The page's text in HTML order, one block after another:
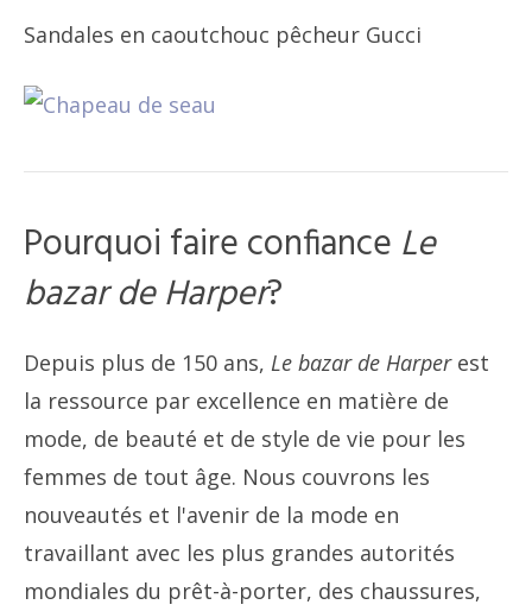
Sandales en caoutchouc pêcheur Gucci
Pourquoi faire confiance Le
bazar de Harper?
Depuis plus de 150 ans, Le bazar de Harperest
la ressource par excellence en matière de
mode, de beauté et de style de vie pour les
femmes de tout âge. Nous couvrons les
nouveautés et l'avenir de la mode en
travaillant avec les plus grandes autorités
mondiales du prêt-à-porter, des chaussures,